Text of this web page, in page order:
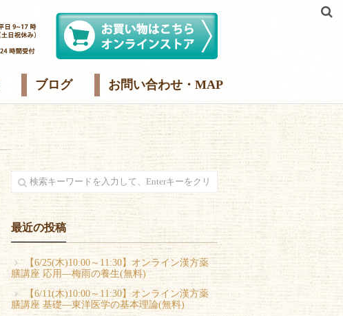
ブログ お問い合わせ・MAP
最近の投稿
【6/25(木)10:00～11:30】オンライン漢方薬
膳講座 応用―梅雨の養生(無料)
【6/11(木)10:00～11:30】オンライン漢方薬
膳講座 基礎―東洋医学の基本理論(無料)